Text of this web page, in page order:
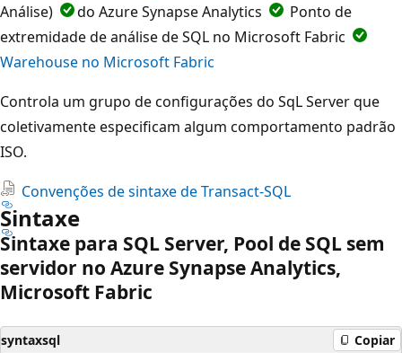
Análise)
do Azure Synapse Analytics
Ponto de
extremidade de análise de SQL no Microsoft Fabric
Warehouse no Microsoft Fabric
Controla um grupo de configurações do SqL Server que
coletivamente especificam algum comportamento padrão
ISO.
Convenções de sintaxe de Transact-SQL
Sintaxe
Sintaxe para SQL Server, Pool de SQL sem
servidor no Azure Synapse Analytics,
Microsoft Fabric
syntaxsql Copiar